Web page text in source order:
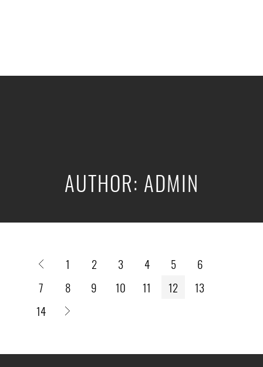
AUTHOR: ADMIN
1 2 3 4 5
6
7
8 9 10 11 12
13
14